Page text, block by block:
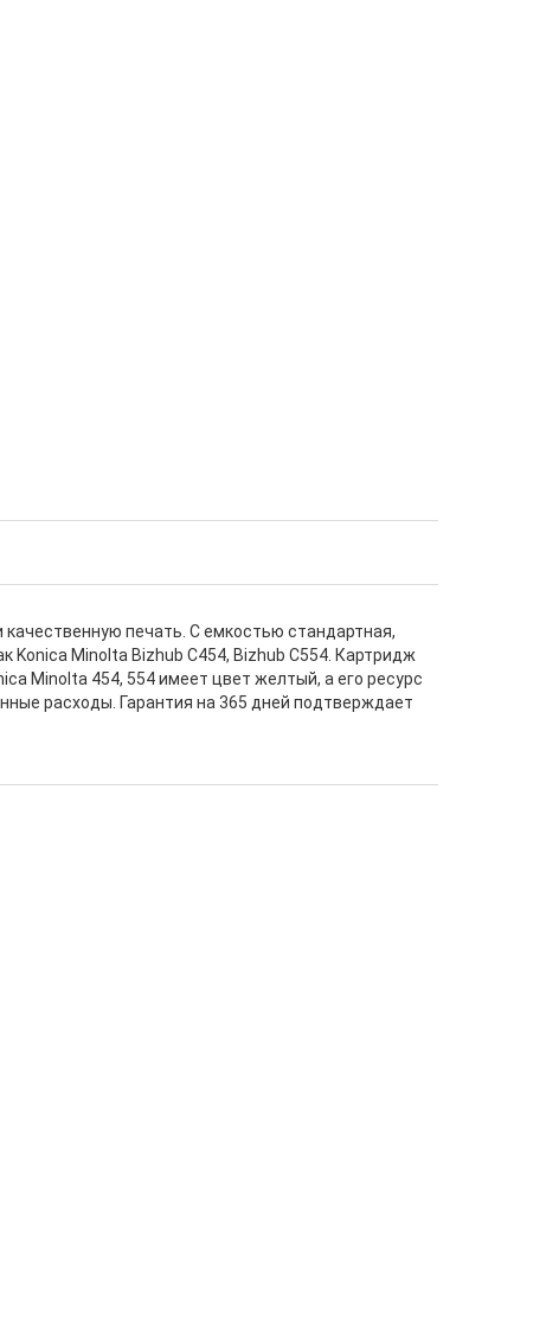
печать. С емкостью стандартная,
Konica Minolta Bizhub C454, Bizhub C554. Картридж
Minolta 454, 554 имеет цвет желтый, а его ресурс
расходы. Гарантия на 365 дней подтверждает